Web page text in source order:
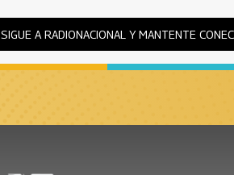
SIGUE A RADIONACIONAL Y MANTENTE